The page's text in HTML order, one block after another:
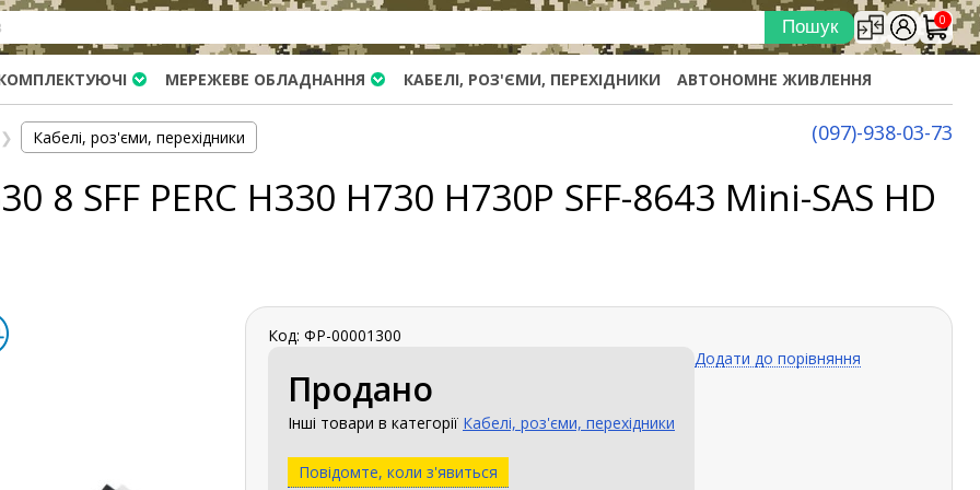
0
МЕРЕЖЕВЕ ОБЛАДНАННЯ КАБЕЛІ, РОЗ'ЄМИ, ПЕРЕХІДНИКИ АВТОНОМНЕ ЖИВЛЕННЯ
(097)-938-03-73
❯ Кабелі, роз'єми, перехідники
8 SFF PERC H330 H730 H730P SFF-8643 Mini-SAS HD
Код: ФР-00001300
Продано
Інші товари в категорії Кабелі, роз'єми, перехідники
Повідомте, коли з'явиться
Додати до порівняння